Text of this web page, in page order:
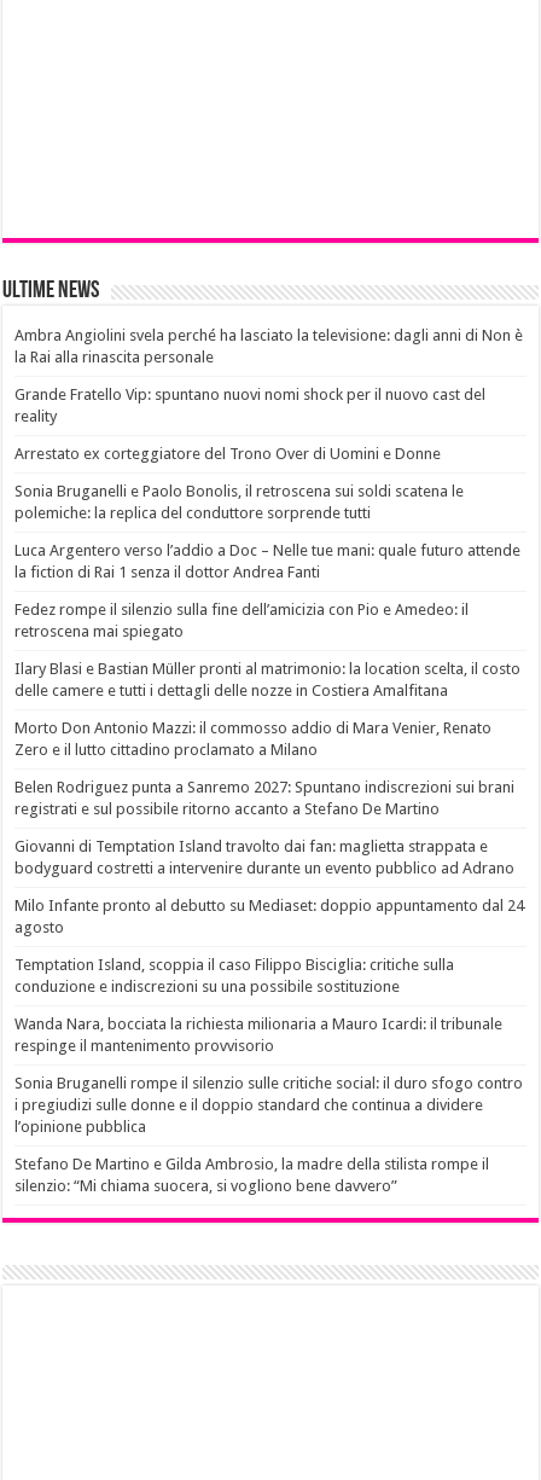
Ultime News
Ambra Angiolini svela perché ha lasciato la televisione: dagli anni di Non è
la Rai alla rinascita personale
Grande Fratello Vip: spuntano nuovi nomi shock per il nuovo cast del
reality
Arrestato ex corteggiatore del Trono Over di Uomini e Donne
Sonia Bruganelli e Paolo Bonolis, il retroscena sui soldi scatena le
polemiche: la replica del conduttore sorprende tutti
Luca Argentero verso l’addio a Doc – Nelle tue mani: quale futuro attende
la fiction di Rai 1 senza il dottor Andrea Fanti
Fedez rompe il silenzio sulla fine dell’amicizia con Pio e Amedeo: il
retroscena mai spiegato
Ilary Blasi e Bastian Müller pronti al matrimonio: la location scelta, il costo
delle camere e tutti i dettagli delle nozze in Costiera Amalfitana
Morto Don Antonio Mazzi: il commosso addio di Mara Venier, Renato
Zero e il lutto cittadino proclamato a Milano
Belen Rodriguez punta a Sanremo 2027: Spuntano indiscrezioni sui brani
registrati e sul possibile ritorno accanto a Stefano De Martino
Giovanni di Temptation Island travolto dai fan: maglietta strappata e
bodyguard costretti a intervenire durante un evento pubblico ad Adrano
Milo Infante pronto al debutto su Mediaset: doppio appuntamento dal 24
agosto
Temptation Island, scoppia il caso Filippo Bisciglia: critiche sulla
conduzione e indiscrezioni su una possibile sostituzione
Wanda Nara, bocciata la richiesta milionaria a Mauro Icardi: il tribunale
respinge il mantenimento provvisorio
Sonia Bruganelli rompe il silenzio sulle critiche social: il duro sfogo contro
i pregiudizi sulle donne e il doppio standard che continua a dividere
l’opinione pubblica
Stefano De Martino e Gilda Ambrosio, la madre della stilista rompe il
silenzio: “Mi chiama suocera, si vogliono bene davvero”